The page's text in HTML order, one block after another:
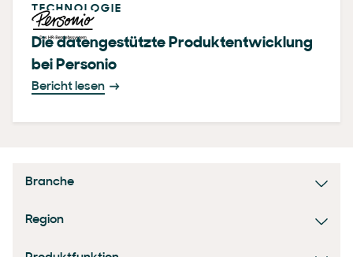
TECHNOLOGIE
Die datengestützte Produktentwicklung
bei Personio
Bericht lesen
Branche
Region